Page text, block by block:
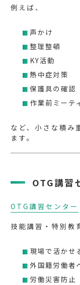
例えば、
声かけ
整理整頓
KY活動
熱中症対策
保護具の確認
作業前ミーテ
など、小さな積み
ます。
OTG講習
OTG講習センター
技能講習・特別教
現場で活かせ
外国籍労働者
労働災害防止